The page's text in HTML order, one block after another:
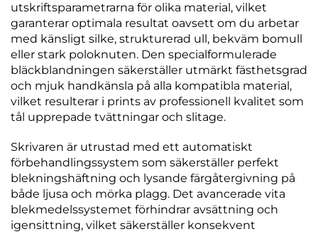
utskriftsparametrarna för olika material, vilket
garanterar optimala resultat oavsett om du arbetar
med känsligt silke, strukturerad ull, bekväm bomull
eller stark poloknuten. Den specialformulerade
bläckblandningen säkerställer utmärkt fästhetsgrad
och mjuk handkänsla på alla kompatibla material,
vilket resulterar i prints av professionell kvalitet som
tål upprepade tvättningar och slitage.
Skrivaren är utrustad med ett automatiskt
förbehandlingssystem som säkerställer perfekt
blekningshäftning och lysande färgåtergivning på
både ljusa och mörka plagg. Det avancerade vita
blekmedelssystemet förhindrar avsättning och
igensittning, vilket säkerställer konsekvent